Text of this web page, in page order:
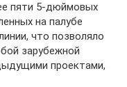
пяти 5-дюймовых
на палубе
что позволяло
зарубежной
проектами,